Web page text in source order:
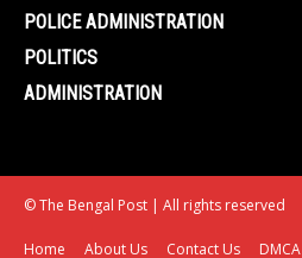
POLICE ADMINISTRATION
POLITICS
ADMINISTRATION
© The Bengal Post | All rights reserved
Home About Us Contact Us DMCA